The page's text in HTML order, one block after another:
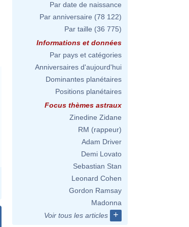
Par date de naissance
Par anniversaire (78 122)
Par taille (36 775)
Informations et données
Par pays et catégories
Anniversaires d'aujourd'hui
Dominantes planétaires
Positions planétaires
Focus thèmes astraux
Zinedine Zidane
RM (rappeur)
Adam Driver
Demi Lovato
Sebastian Stan
Leonard Cohen
Gordon Ramsay
Madonna
Voir tous les articles
+